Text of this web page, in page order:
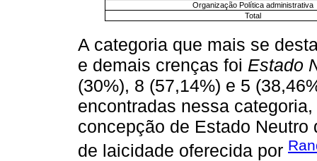
Organização Política administrativa
Total
A categoria que mais se
e demais crenças foi Estado
(30%), 8 (57,14%) e 5
encontradas nessa
concepção de Estado
de laicidade oferecida por